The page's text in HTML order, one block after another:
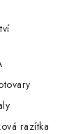
razítka